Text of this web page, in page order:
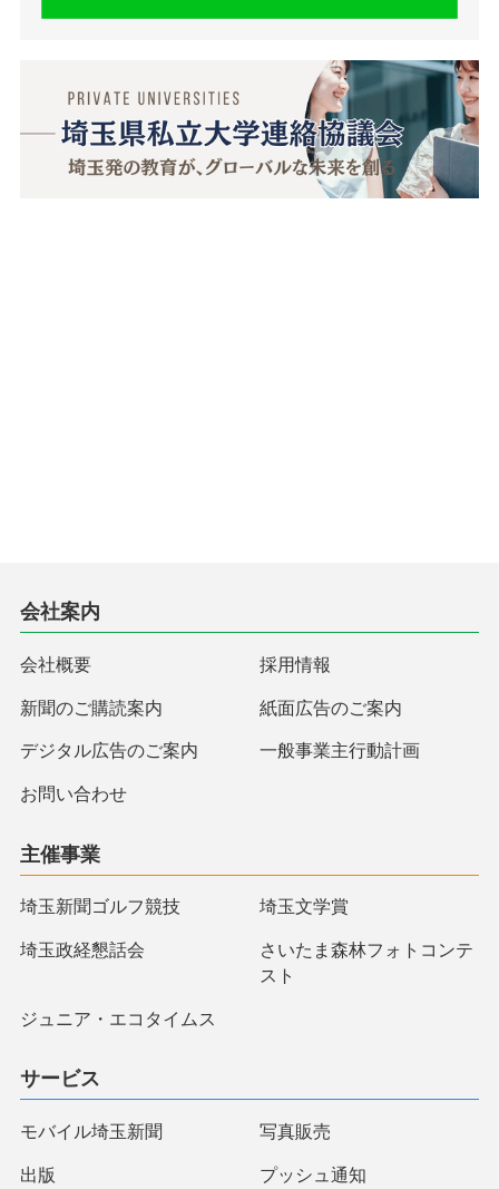
会社案内
会社概要 採用情報
新聞のご購読案内 紙面広告のご案内
デジタル広告のご案内 一般事業主行動計画
お問い合わせ
主催事業
埼玉新聞ゴルフ競技 埼玉文学賞
埼玉政経懇話会
さいたま森林フォトコンテ
スト
ジュニア・エコタイムス
サービス
モバイル埼玉新聞 写真販売
出版 プッシュ通知